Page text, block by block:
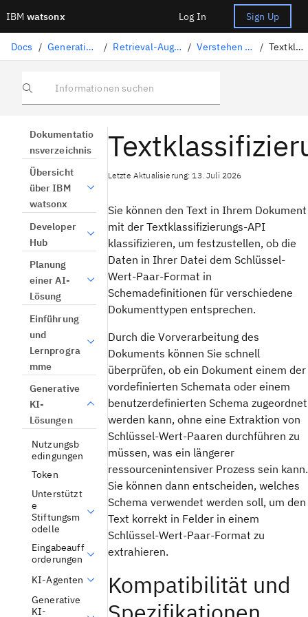
IBM watsonx Log In Sign Up
Docs / Generative KI-Lösungen / Retrieval-Augmented Generation / Verstehen von Dokumenten / Textklassifizierung
Informationen suchen
Dokumentatio
nsverzeichnis
Übersicht
über IBM
watsonx
Developer
Hub
Planung
einer AI-
Lösung
Einführung
und
Lernprogra
mme
Generative
KI-
Lösungen
Nutzungsb
edingungen
Token
Unterstützt
e
Stiftungsm
odelle
Eingabeauff
orderungen
KI-Agenten
Generative
KI-
Letzte Aktualisierung: 13. Juli 2026
Sie können den Text in Ihrem Dokument
mit der Textklassifizierungs-API
klassifizieren, um festzustellen, ob die
Daten in Ihrer Datei dem Schlüssel-
Wert-Paar-Format in
Schemadefinitionen für verschiedene
Dokumenttypen entsprechen.
Durch die Vorverarbeitung des
Dokuments können Sie schnell
überprüfen, ob ein Dokument einem der
vordefinierten Schemata oder einem
benutzerdefinierten Schema zugeordnet
werden kann, ohne eine Extraktion von
Schlüssel-Wert-Paaren durchführen zu
müssen, was ein längerer
ressourcenintensiver Prozess sein kann.
Sie können dann entscheiden, welches
Schema verwendet werden soll, um den
Text korrekt in Felder in einem
Schlüssel-Wert-Paar-Format zu
extrahieren.
Kompatibilität und